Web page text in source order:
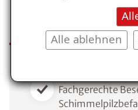
Alle ablehnen
Ihre Vorteile
Fachgerechte
Kostenlosen
Voraussetzung für den
Ratgebers ist die